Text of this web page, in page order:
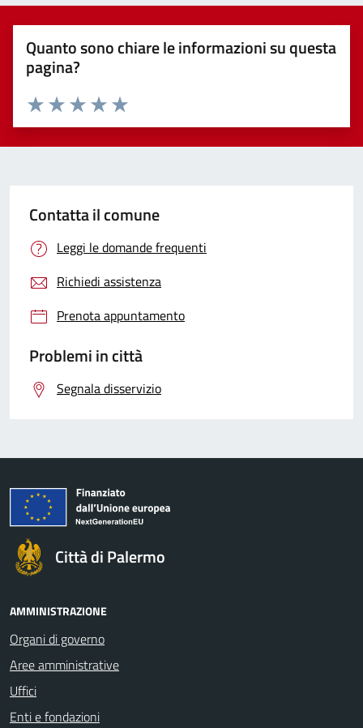
Quanto sono chiare le informazioni su questa
pagina?
Valuta 5 stelle su 5
Valuta 4 stelle su 5
Valuta 3 stelle su 5
Valuta 2 stelle su 5
Valuta 1 stelle su 5
Contatta il comune
Leggi le domande frequenti
Richiedi assistenza
Prenota appuntamento
Problemi in città
Segnala disservizio
Città di Palermo
AMMINISTRAZIONE
Organi di governo
Aree amministrative
Uffici
Enti e fondazioni